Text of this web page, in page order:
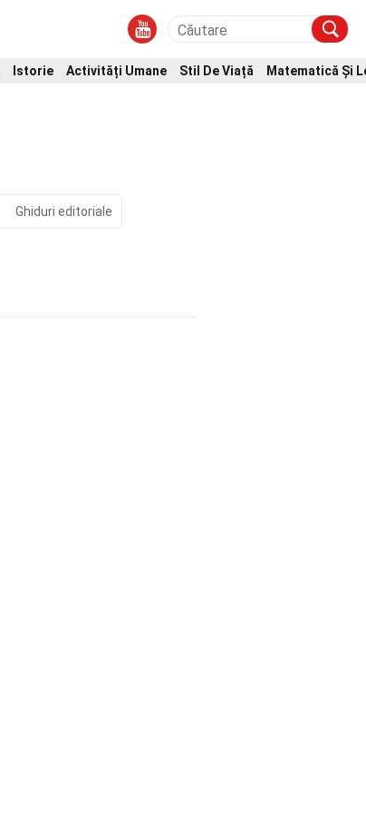
Istorie Activități Umane Stil De Viață
Matematică Și
Ghiduri editoriale